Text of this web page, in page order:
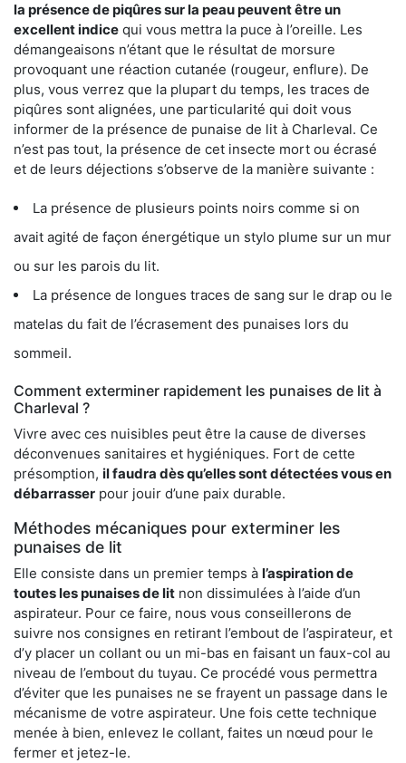
la présence de piqûres sur la peau peuvent être un
excellent indice qui vous mettra la puce à l’oreille. Les
démangeaisons n’étant que le résultat de morsure
provoquant une réaction cutanée (rougeur, enflure). De
plus, vous verrez que la plupart du temps, les traces de
piqûres sont alignées, une particularité qui doit vous
informer de la présence de punaise de lit à Charleval. Ce
n’est pas tout, la présence de cet insecte mort ou écrasé
et de leurs déjections s’observe de la manière suivante :
La présence de plusieurs points noirs comme si on
avait agité de façon énergétique un stylo plume sur un mur
ou sur les parois du lit.
La présence de longues traces de sang sur le drap ou le
matelas du fait de l’écrasement des punaises lors du
sommeil.
Comment exterminer rapidement les punaises de lit à
Charleval ?
Vivre avec ces nuisibles peut être la cause de diverses
déconvenues sanitaires et hygiéniques. Fort de cette
présomption, il faudra dès qu’elles sont détectées vous en
débarrasser pour jouir d’une paix durable.
Méthodes mécaniques pour exterminer les
punaises de lit
Elle consiste dans un premier temps à l’aspiration de
toutes les punaises de lit non dissimulées à l’aide d’un
aspirateur. Pour ce faire, nous vous conseillerons de
suivre nos consignes en retirant l’embout de l’aspirateur, et
d’y placer un collant ou un mi-bas en faisant un faux-col au
niveau de l’embout du tuyau. Ce procédé vous permettra
d’éviter que les punaises ne se frayent un passage dans le
mécanisme de votre aspirateur. Une fois cette technique
menée à bien, enlevez le collant, faites un nœud pour le
fermer et jetez-le.